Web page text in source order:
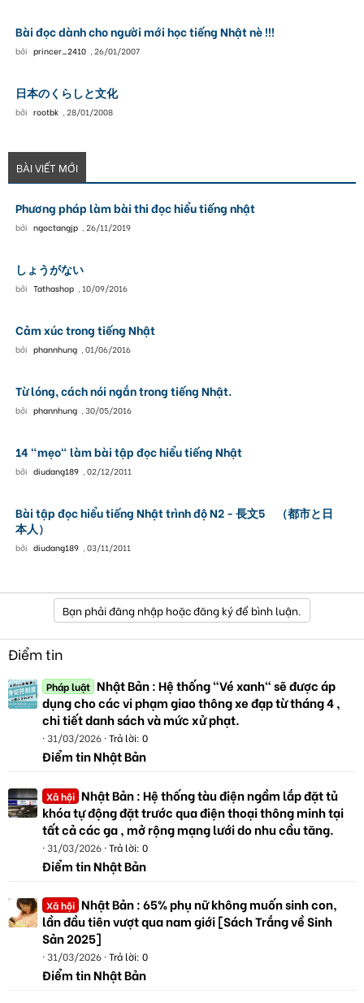
Bài đọc dành cho người mới học tiếng Nhật nè !!!
bởi princer_2410 , 26/01/2007
日本のくらしと文化
bởi rootbk , 28/01/2008
BÀI VIẾT MỚI
Phương pháp làm bài thi đọc hiểu tiếng nhật
bởi ngoctangjp , 26/11/2019
しょうがない
bởi Tathashop , 10/09/2016
Cảm xúc trong tiếng Nhật
bởi phannhung , 01/06/2016
Từ lóng, cách nói ngắn trong tiếng Nhật.
bởi phannhung , 30/05/2016
14 "mẹo" làm bài tập đọc hiểu tiếng Nhật
bởi diudang189 , 02/12/2011
Bài tập đọc hiểu tiếng Nhật trình độ N2 - 長文5 （都市と日
本人）
bởi diudang189 , 03/11/2011
Bạn phải đăng nhập hoặc đăng ký để bình luận.
Điểm tin
Pháp luật Nhật Bản : Hệ thống "Vé xanh" sẽ được áp
dụng cho các vi phạm giao thông xe đạp từ tháng 4 ,
chi tiết danh sách và mức xử phạt.
31/03/2026 Trả lời: 0
Điểm tin Nhật Bản
Xã hội Nhật Bản : Hệ thống tàu điện ngầm lắp đặt tủ
khóa tự động đặt trước qua điện thoại thông minh tại
tất cả các ga , mở rộng mạng lưới do nhu cầu tăng.
31/03/2026 Trả lời: 0
Điểm tin Nhật Bản
Xã hội Nhật Bản : 65% phụ nữ không muốn sinh con,
lần đầu tiên vượt qua nam giới [Sách Trắng về Sinh
Sản 2025]
31/03/2026 Trả lời: 0
Điểm tin Nhật Bản